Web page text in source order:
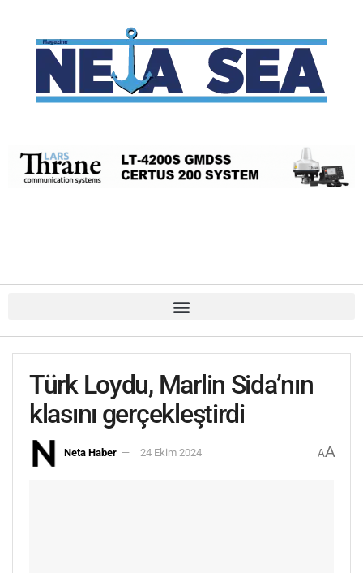
Türk Loydu, Marlin Sida’nın
klasını gerçekleştirdi
Neta Haber 24 Ekim 2024 AA